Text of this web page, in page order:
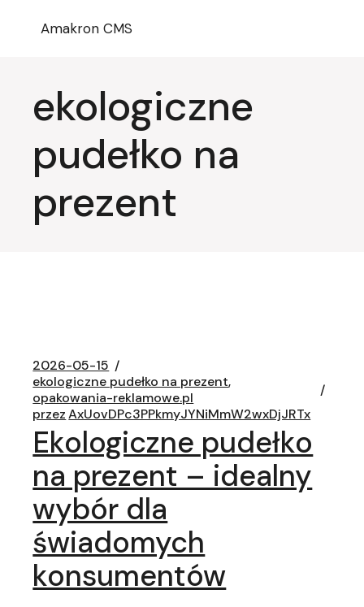
Amakron CMS
ekologiczne
pudełko na
prezent
2026-05-15
ekologiczne pudełko na prezent
opakowania-reklamowe.pl
przez AxUovDPc3PPkmyJYNiMmW2wxDjJRTx
Ekologiczne pudełko
na prezent – idealny
wybór dla
świadomych
konsumentów